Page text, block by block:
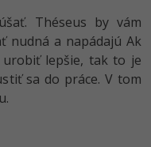
Théseus by vám
nudná a napádajú Ak
urobiť lepšie, tak to je
sa do práce. V tom